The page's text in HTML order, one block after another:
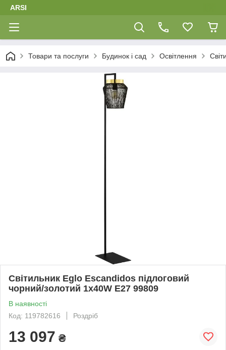
ARSI
Товари та послуги Будинок і сад Освітлення
Світильник Eglo Escandidos підлоговий
чорний/золотий 1x40W E27 99809
В наявності
Код: 119782616
Роздріб
13 097 ₴